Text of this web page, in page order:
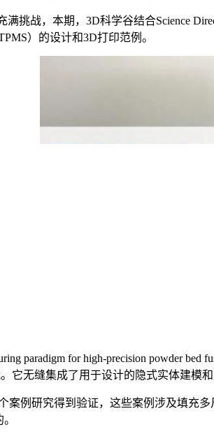
挑战，本期，3D科学谷结合Science
）的设计和3D打印范例。
paradigm for high-precision
它无缝集成了用于设计的隐式实体建模
案例研究得到验证，这些案例涉及填充